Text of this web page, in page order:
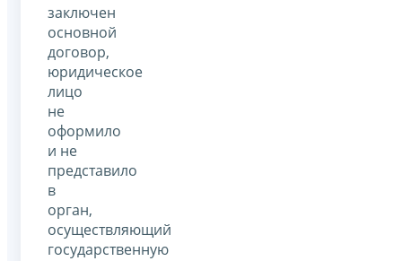
заключен
основной
договор,
юридическое
лицо
не
оформило
и не
представило
в
орган,
осуществляющий
государственную